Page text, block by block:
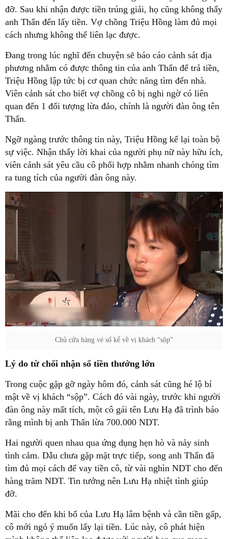
đỡ. Sau khi nhận được tiền trúng giải, họ cũng không thấy
anh Thẩn đến lấy tiền. Vợ chồng Triệu Hồng làm đủ mọi
cách nhưng không thể liên lạc được.
Đang trong lúc nghĩ đến chuyện sẽ báo cáo cảnh sát địa
phương nhằm có được thông tin của anh Thẩn để trả tiền,
Triệu Hồng lập tức bị cơ quan chức năng tìm đến nhà.
Viên cảnh sát cho biết vợ chồng cô bị nghi ngờ có liên
quan đến 1 đối tượng lừa đảo, chính là người đàn ông tên
Thẩn.
Ngỡ ngàng trước thông tin này, Triệu Hồng kể lại toàn bộ
sự việc. Nhận thấy lời khai của người phụ nữ này hữu ích,
viên cảnh sát yêu cầu cô phối hợp nhằm nhanh chóng tìm
ra tung tích của người đàn ông này.
Chủ cửa hàng vé số kể về vị khách “sộp”
Lý do từ chối nhận số tiền thưởng lớn
Trong cuộc gặp gỡ ngày hôm đó, cảnh sát cũng hé lộ bí
mật về vị khách “sộp”. Cách đó vài ngày, trước khi người
đàn ông này mất tích, một cô gái tên Lưu Hạ đã trình báo
rằng mình bị anh Thẩn lừa 700.000 NDT.
Hai người quen nhau qua ứng dụng hẹn hò và nảy sinh
tình cảm. Dẫu chưa gặp mặt trực tiếp, song anh Thẩn đã
tìm đủ mọi cách để vay tiền cô, từ vài nghìn NDT cho đến
hàng trăm NDT. Tin tưởng nên Lưu Hạ nhiệt tình giúp
đỡ.
Mãi cho đến khi bố của Lưu Hạ lâm bệnh và cần tiền gấp,
cô mới ngỏ ý muốn lấy lại tiền. Lúc này, cô phát hiện